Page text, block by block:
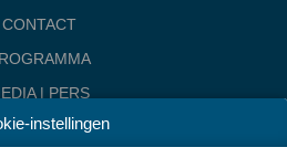
CONTACT
| PERS
instellingen